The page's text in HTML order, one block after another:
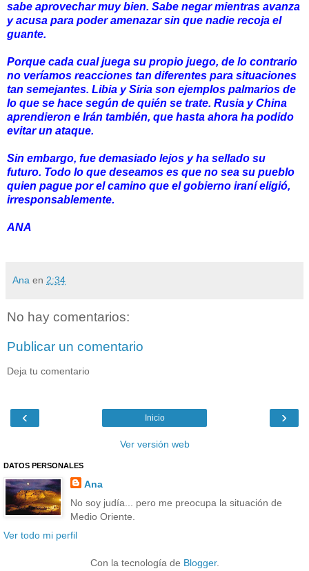
sabe aprovechar muy bien. Sabe negar mientras avanza
y acusa para poder amenazar sin que nadie recoja el
guante.
Porque cada cual juega su propio juego, de lo contrario
no veríamos reacciones tan diferentes para situaciones
tan semejantes. Libia y Siria son ejemplos palmarios de
lo que se hace según de quién se trate. Rusia y China
aprendieron e Irán también, que hasta ahora ha podido
evitar un ataque.
Sin embargo, fue demasiado lejos y ha sellado su
futuro. Todo lo que deseamos es que no sea su pueblo
quien pague por el camino que el gobierno iraní eligió,
irresponsablemente.
ANA
Ana en 2:34
No hay comentarios:
Publicar un comentario
Deja tu comentario
‹ ›
Inicio
Ver versión web
DATOS PERSONALES
Ana
No soy judía... pero me preocupa la situación de
Medio Oriente.
Ver todo mi perfil
Con la tecnología de Blogger.